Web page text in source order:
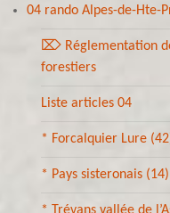
04 rando Alpes-de-Hte-
⌦ Réglementation
forestiers
Liste articles 04
* Forcalquier Lure
* Pays sisteronais (14)